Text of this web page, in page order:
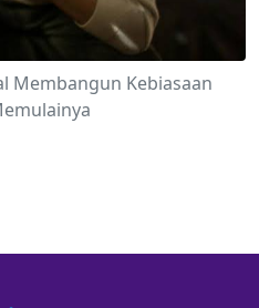
Membangun Kebiasaan